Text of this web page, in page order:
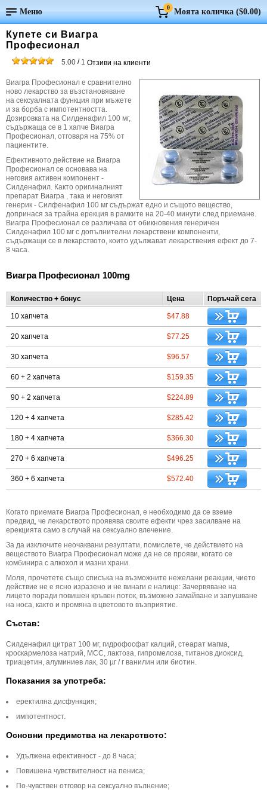
Меню 0 Моята количка ($0.00)
Купете си Виагра
Професионал
5.00 / 1 Отзиви на клиенти
Виагра Професионал е сравнително
ново лекарство за възстановяване
на сексуалната функция при мъжете
и за борба с импотентността.
Дозировката на Силденафил 100 мг,
съдържаща се в 1 хапче Виагра
Професионал, отговаря на 75% от
пациентите.
Ефективното действие на Виагра
Професионал се основава на
неговия активен компонент -
Силденафил. Както оригиналният
препарат Виагра , така и неговият
генерик - Силфенафил 100 мг съдържат едно и същото вещество,
допринася за трайна ерекция в рамките на 20-40 минути след приемане.
Виагра Професионал се различава от обикновения генеричен
Силденафил 100 мг с допълнителни лекарствени компоненти,
съдържащи се в лекарството, които удължават лекарствения ефект до 7-
8 часа.
Виагра Професионал 100mg
Количество + бонус Цена Поръчай сега
10 хапчета $47.88
20 хапчета $77.25
30 хапчета $96.57
60 + 2 хапчета $159.35
90 + 2 хапчета $224.89
120 + 4 хапчета $285.42
180 + 4 хапчета $366.30
270 + 6 хапчета $496.25
360 + 6 хапчета $572.40
Когато приемате Виагра Професионал, е необходимо да се вземе
предвид, че лекарството проявява своите ефекти чрез засилване на
ерекцията само в случай на сексуално влечение.
За да изключите неочаквани резултати, помислете, че действието на
веществото Виагра Професионал може да не се прояви, когато се
комбинира с алкохол и мазни храни.
Моля, прочетете също списъка на възможните нежелани реакции, чието
действие не е ясно изразено и не винаги е налице: Зачервяване на
лицето поради повишен кръвен поток, възможно замайване и запушване
на носа, както и промяна в цветовото възприятие.
Състав:
Силденафил цитрат 100 мг, гидрофосфат калций, стеарат магма,
кроскармелоза натрий, MCC, лактоза, гипромелоза, титанов диоксид,
триацетин, алуминиев лак, 30 µг / г ванилин или биотин.
Показания за употреба:
еректилна дисфункция;
импотентност.
Основни предимства на лекарството:
Удължена ефективност - до 8 часа;
Повишена чувствителност на пениса;
По-чувствен отговор на сексуално вълнение;